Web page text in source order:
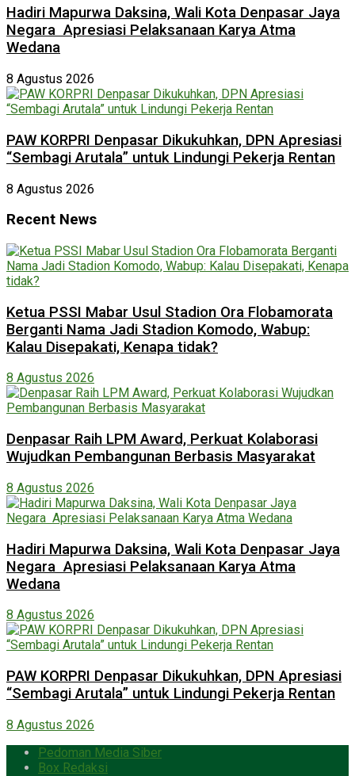
Hadiri Mapurwa Daksina, Wali Kota Denpasar Jaya
Negara Apresiasi Pelaksanaan Karya Atma
Wedana
8 Agustus 2026
PAW KORPRI Denpasar Dikukuhkan, DPN Apresiasi
“Sembagi Arutala” untuk Lindungi Pekerja Rentan
8 Agustus 2026
Recent News
Ketua PSSI Mabar Usul Stadion Ora Flobamorata
Berganti Nama Jadi Stadion Komodo, Wabup:
Kalau Disepakati, Kenapa tidak?
8 Agustus 2026
Denpasar Raih LPM Award, Perkuat Kolaborasi
Wujudkan Pembangunan Berbasis Masyarakat
8 Agustus 2026
Hadiri Mapurwa Daksina, Wali Kota Denpasar Jaya
Negara Apresiasi Pelaksanaan Karya Atma
Wedana
8 Agustus 2026
PAW KORPRI Denpasar Dikukuhkan, DPN Apresiasi
“Sembagi Arutala” untuk Lindungi Pekerja Rentan
8 Agustus 2026
Pedoman Media Siber
Box Redaksi